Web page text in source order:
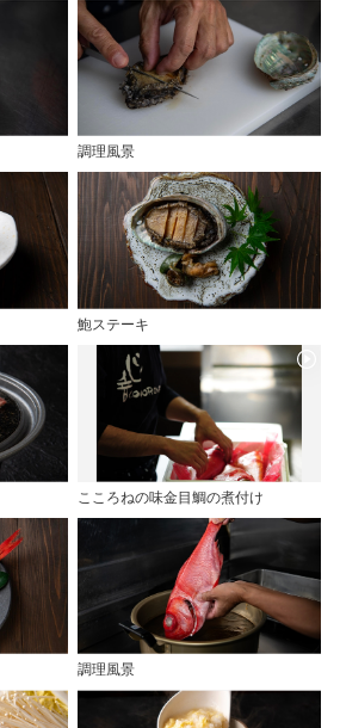
調理風景
鮑ステーキ
こころねの味金目鯛の煮付け
調理風景